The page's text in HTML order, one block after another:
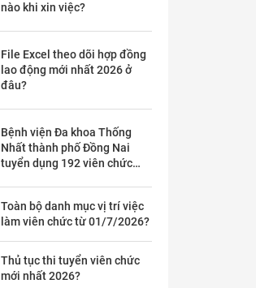
nào khi xin việc?
File Excel theo dõi hợp đồng
lao động mới nhất 2026 ở
đâu?
Bệnh viện Đa khoa Thống
Nhất thành phố Đồng Nai
tuyển dụng 192 viên chức
Toàn bộ danh mục vị trí việc
làm viên chức từ 01/7/2026?
Thủ tục thi tuyển viên chức
mới nhất 2026?